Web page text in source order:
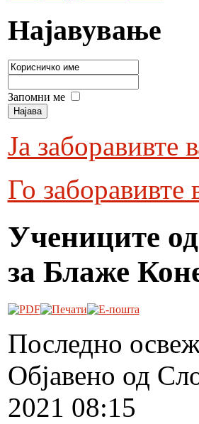
Најавување
Запомни ме
Ја
Го
Учениците
за Блаже
Последно
Објавено од
2021 08:15